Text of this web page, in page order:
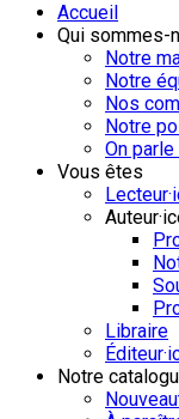
Accueil
Qui sommes-
Notre
Notre
Nos
Notre
On
Vous êtes
Libraire
Notre